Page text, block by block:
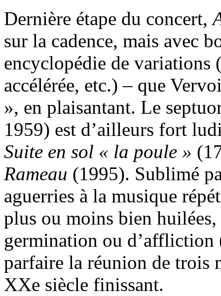
Dernière étape du concert,
sur la cadence, mais avec
encyclopédie de
accélérée, etc.) – que
», en plaisantant. Le
1959) est d’ailleurs fort
Suite en sol « la poule »
Rameau (1995). Sublimé
aguerries à la musique
plus ou moins bien huilées,
germination ou d’affliction
parfaire la réunion de trois
XXe siècle finissant.